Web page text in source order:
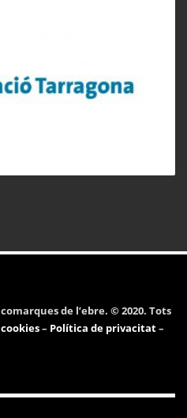
de l’ebre. © 2020. Tots
– Política de privacitat–